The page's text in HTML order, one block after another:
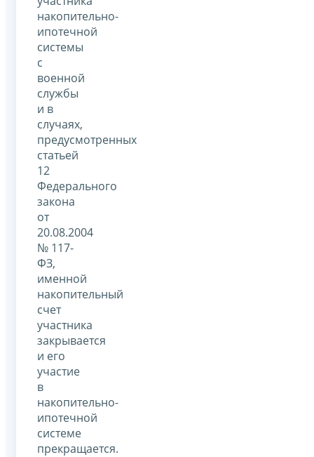
накопительно-
ипотечной
системы
с
военной
службы
и в
случаях,
предусмотренных
статьей
12
Федерального
закона
от
20.08.2004
№ 117-
ФЗ,
именной
накопительный
счет
участника
закрывается
и его
участие
в
накопительно-
ипотечной
системе
прекращается.